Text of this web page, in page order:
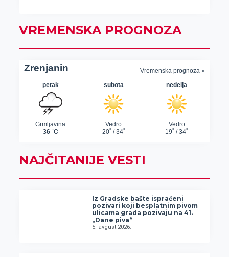
VREMENSKA PROGNOZA
NAJČITANIJE VESTI
Iz Gradske bašte ispraćeni
pozivari koji besplatnim pivom
ulicama grada pozivaju na 41.
„Dane piva“
5. avgust 2026.